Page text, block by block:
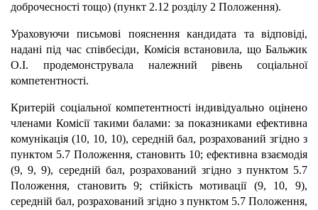
доброчесності тощо) (пункт 2.12 розділу 2 Положення).
Ураховуючи письмові пояснення кандидата та відповіді,
надані під час співбесіди, Комісія встановила, що Бальжик
О.І. продемонструвала належний рівень соціальної
компетентності.
Критерій соціальної компетентності індивідуально оцінено
членами Комісії такими балами: за показниками ефективна
комунікація (10, 10, 10), середній бал, розрахований згідно з
пунктом 5.7 Положення, становить 10; ефективна взаємодія
(9, 9, 9), середній бал, розрахований згідно з пунктом 5.7
Положення, становить 9; стійкість мотивації (9, 10, 9),
середній бал, розрахований згідно з пунктом 5.7 Положення,